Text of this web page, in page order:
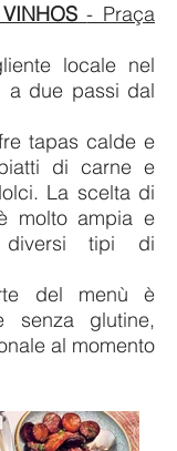
- Praça
locale nel
a due passi dal
tapas calde e
di carne e
La scelta di
molto ampia e
diversi tipi di
del menù è
senza glutine,
al momento